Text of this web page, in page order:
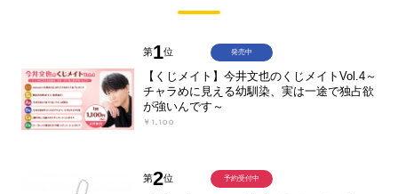
第1位
【くじメイト】今井文也のくじメイトVol.4～
チャラめに見える幼馴染、実は一途で独占欲
が強いんです～
￥1,100
発売中
第2位 予約受付中